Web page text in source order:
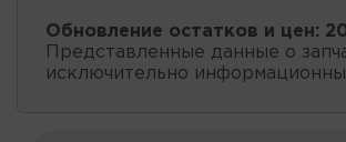
Обновление остатков и цен:
Представленные данные о
исключительно